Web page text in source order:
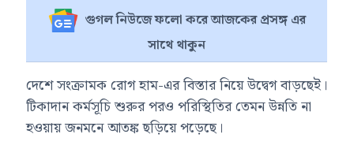
গুগল নিউজে ফলো করে আজকের প্রসঙ্গ এর
সাথে থাকুন
দেশে সংক্রামক রোগহাম-এর বিস্তার নিয়ে উদ্বেগ বাড়ছেই।
টিকাদান কর্মসূচি শুরুর পরও পরিস্থিতির তেমন উন্নতি না
হওয়ায় জনমনে আতঙ্ক ছড়িয়ে পড়েছে।